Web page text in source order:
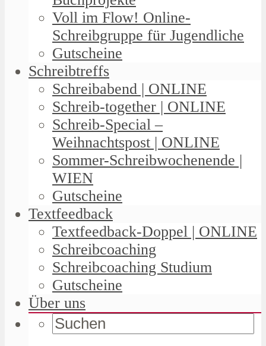
Voll im Flow! Online-
Schreibgruppe für Jugendliche
Gutscheine
Schreibtreffs
Schreibabend | ONLINE
Schreib-together | ONLINE
Schreib-Special –
Weihnachtspost | ONLINE
Sommer-Schreibwochenende |
WIEN
Gutscheine
Textfeedback
Textfeedback-Doppel | ONLINE
Schreibcoaching
Schreibcoaching Studium
Gutscheine
Über uns